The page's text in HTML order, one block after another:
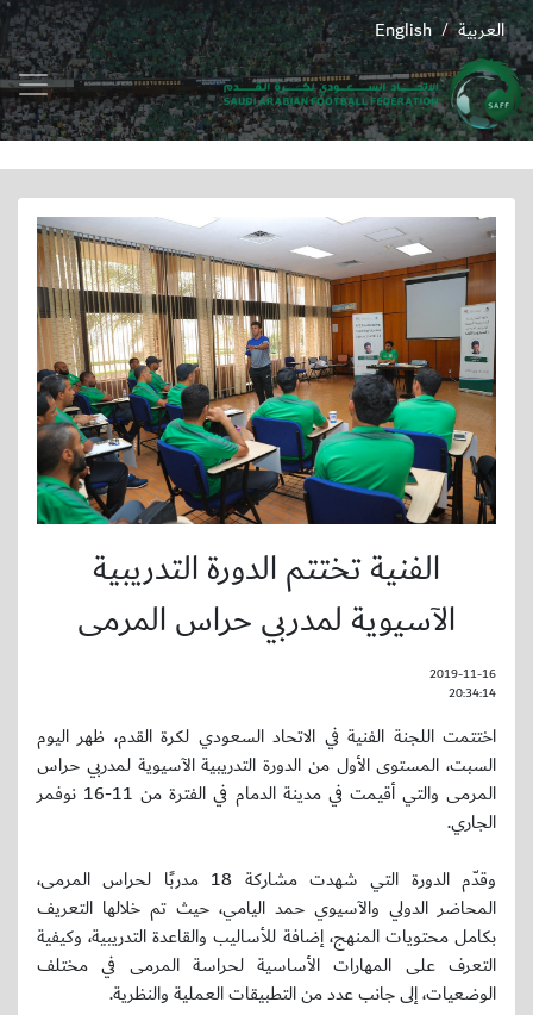
English / العربية
الفنية تختتم الدورة التدريبية
الآسيوية لمدربي حراس المرمى
2019-11-16
20:34:14
اختتمت اللجنة الفنية في الاتحاد السعودي لكرة القدم، ظهر اليوم
السبت، المستوى الأول من الدورة التدريبية الآسيوية لمدربي حراس
المرمى والتي أقيمت في مدينة الدمام في الفترة من 11-16 نوفمر
الجاري.
وقدّم الدورة التي شهدت مشاركة 18 مدربًا لحراس المرمى،
المحاضر الدولي والآسيوي حمد اليامي، حيث تم خلالها التعريف
بكامل محتويات المنهج، إضافة للأساليب والقاعدة التدريبية، وكيفية
التعرف على المهارات الأساسية لحراسة المرمى في مختلف
الوضعيات، إلى جانب عدد من التطبيقات العملية والنظرية.